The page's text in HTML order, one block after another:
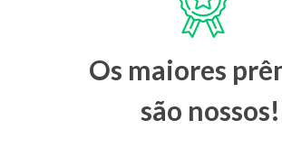
Os maiores
são nossos!